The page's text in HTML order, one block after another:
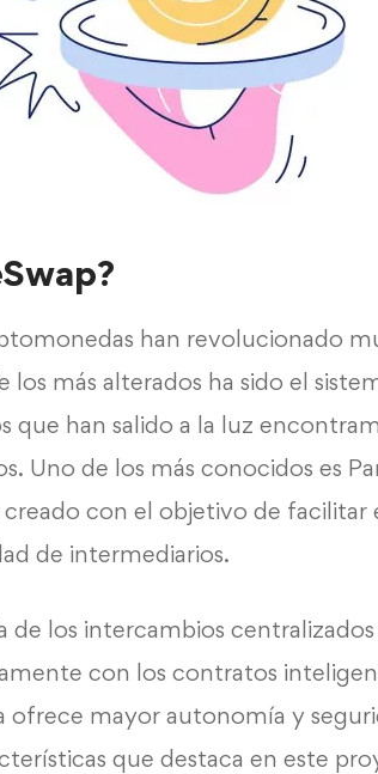
han revolucionado
los más alterados ha sido el
que han salido a la luz
Uno de los más conocidos es
con el objetivo de facilitar
de intermediarios.
de los intercambios
con los contratos
ofrece mayor autonomía y
que destaca en este